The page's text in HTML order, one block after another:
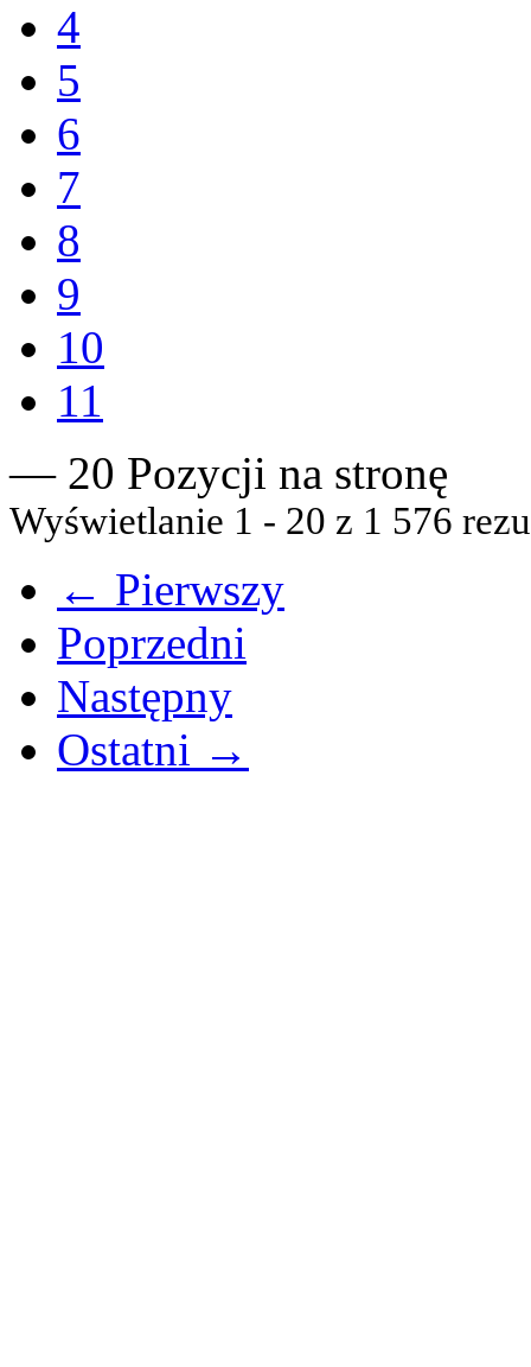
4
5
6
7
8
9
10
11
— 20 Pozycji na stronę
Wyświetlanie 1 - 20 z 1 576
← Pierwszy
Poprzedni
Następny
Ostatni →